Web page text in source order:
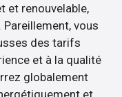
et renouvelable,
Pareillement, vous
des tarifs
et à la qualité
globalement
et